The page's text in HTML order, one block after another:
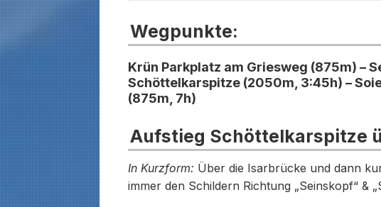
Wegpunkte:
Krün Parkplatz am Griesweg (875m) –
Schöttelkarspitze (2050m, 3:45h) –
(875m, 7h)
Aufstieg Schöttelkarspitze
In Kurzform: Über die Isarbrücke und dann
immer den Schildern Richtung „Seinskopf“ &